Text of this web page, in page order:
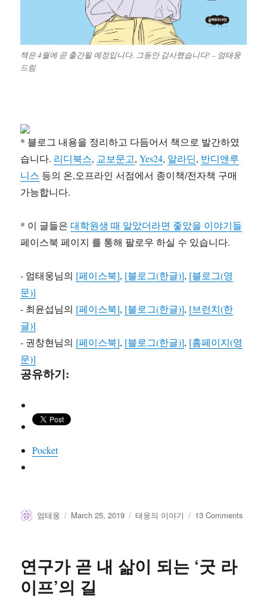
책은 4월에 곧 출간될 예정입니다. 그동안 감사했습니다! – 엄태웅
드림
* 블로그 내용을 정리하고 다듬어서 책으로 발간하였
습니다. 리디북스, 교보문고,Yes24, 알라딘, 반디앤루
니스 등의 온,오프라인 서점에서 종이책/전자책 구매
가능합니다.
* 이 글들은대학원생 때 알았더라면 좋았을 이야기들
페이스북 페이지 를 통해 팔로우 하실 수 있습니다.
- 엄태웅님의 [페이스북], [블로그(한글)], [블로그(영
문)]
- 최윤섭님의 [페이스북], [블로그(한글)], [브런치(한
글)]
- 권창현님의 [페이스북], [블로그(한글)], [홈페이지(영
문)]
공유하기:
Pocket
Author
엄태웅
Posted
March 25, 2019 Categories
태웅의 이야기 13 Comments
연구가 곧 내 삶이 되는 ‘굿 라
이프’의 길